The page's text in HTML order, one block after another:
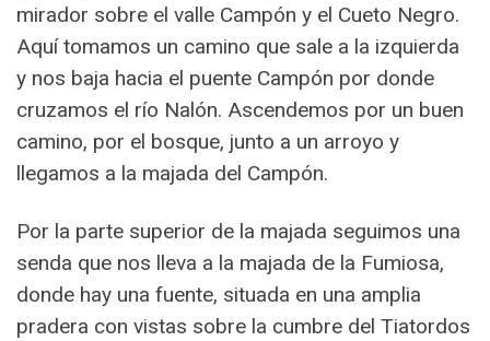
mirador sobre el valle Campón y el Cueto Negro.
Aquí tomamos un camino que sale a la izquierda
y nos baja hacia el puente Campón por donde
cruzamos el río Nalón. Ascendemos por un buen
camino, por el bosque, junto a un arroyo y
llegamos a la majada del Campón.
Por la parte superior de la majada seguimos una
senda que nos lleva a la majada de la Fumiosa,
donde hay una fuente, situada en una amplia
pradera con vistas sobre la cumbre del Tiatordos